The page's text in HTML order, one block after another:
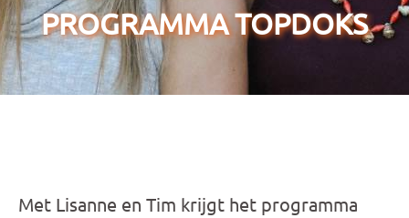
PROGRAMMA TOPDOKS
Met Lisanne en Tim krijgt het programma